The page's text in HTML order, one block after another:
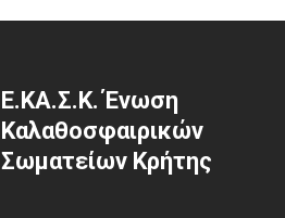
Ε.ΚΑ.Σ.Κ. Ένωση
Καλαθοσφαιρικών
Σωματείων Κρήτης